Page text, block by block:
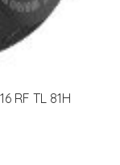
RF TL 81H